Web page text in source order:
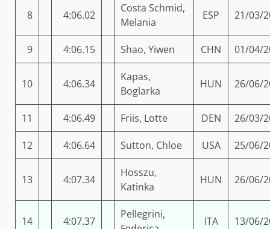
8 4:06.02
Costa Schmid,
Melania
ESP 21/03/
9 4:06.15 Shao, Yiwen CHN 01/04/
10 4:06.34
Kapas,
Boglarka
HUN 26/06/
11 4:06.49 Friis, Lotte DEN 26/03/
12 4:06.64 Sutton, Chloe USA 25/06/
13 4:07.34
Hosszu,
Katinka
HUN 26/06/
14 4:07.37
Pellegrini,
ITA 13/06/